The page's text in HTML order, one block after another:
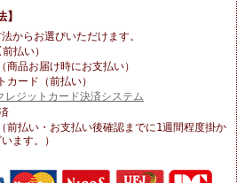
】
からお選びいただけます。
払い）
商品お届け時にお支払い）
カード（前払い）
前払い・お支払い後確認までに1週間程度掛か
ます。）